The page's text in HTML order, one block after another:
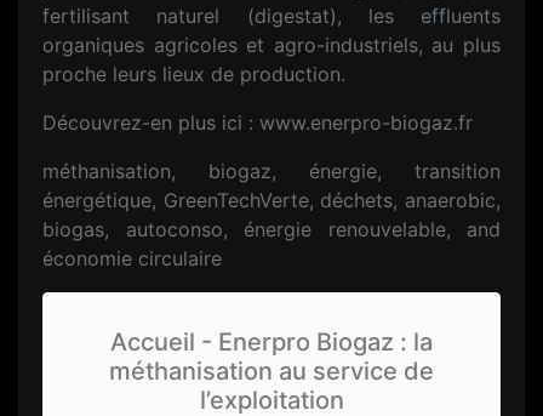
fertilisant naturel (digestat), les effluents
organiques agricoles et agro-industriels, au plus
proche leurs lieux de production.
Découvrez-en plus ici : www.enerpro-biogaz.fr
méthanisation, biogaz, énergie, transition
énergétique, GreenTechVerte, déchets, anaerobic,
biogas, autoconso, énergie renouvelable, and
économie circulaire
Accueil - Enerpro Biogaz : la
méthanisation au service de
l’exploitation